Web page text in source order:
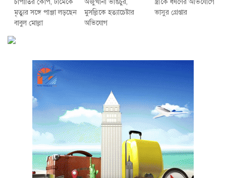
চাপাতির কোপ, ঢামেকে
মৃত্যুর সঙ্গে পাঞ্জা লড়ছেন
বাবুল মোল্লা
অজুখানা ভাঙচুর,
মুসল্লিকে হত্যাচেষ্টার
অভিযোগ
স্ত্রীকে ধর্ষণের অভিযোগে
ভাসুর গ্রেপ্তার